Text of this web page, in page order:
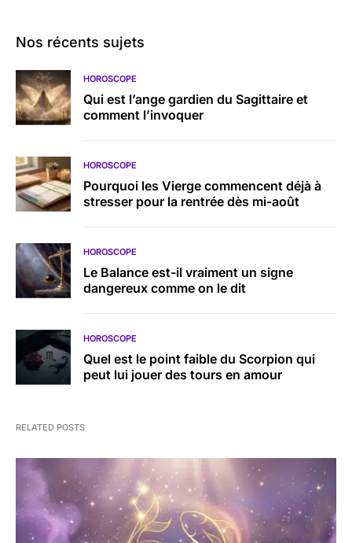
Nos récents sujets
HOROSCOPE
Qui est l’ange gardien du Sagittaire et
comment l’invoquer
HOROSCOPE
Pourquoi les Vierge commencent déjà à
stresser pour la rentrée dès mi-août
HOROSCOPE
Le Balance est-il vraiment un signe
dangereux comme on le dit
HOROSCOPE
Quel est le point faible du Scorpion qui
peut lui jouer des tours en amour
RELATED POSTS